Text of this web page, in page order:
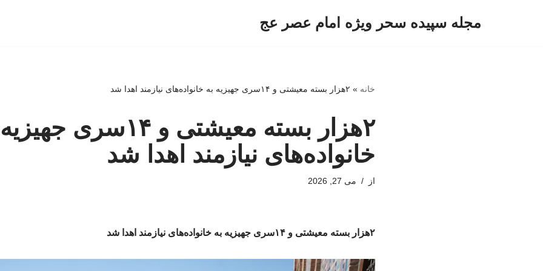
مجله سپیده سحر ویژه امام عصر عج
خانه » ۲هزار بسته معیشتی و ۱۴سری جهیزیه به خانواده‌های نیازمند اهدا شد
۲هزار بسته معیشتی و ۱۴سری
خانواده‌های نیازمند اهدا شد
از می 27, 2026
۲هزار بسته معیشتی و ۱۴سری جهیزیه به خانواده‌های نیازمند اهدا شد